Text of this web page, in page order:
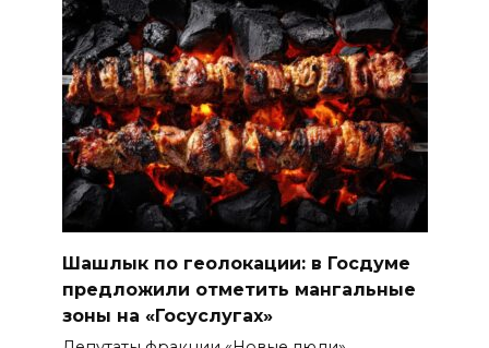
Шашлык по геолокации: в Госдуме
предложили отметить мангальные
зоны на «Госуслугах»